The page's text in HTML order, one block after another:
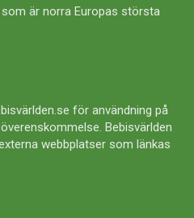
som är norra Europas största
för användning på
Bebisvärlden
webbplatser som länkas